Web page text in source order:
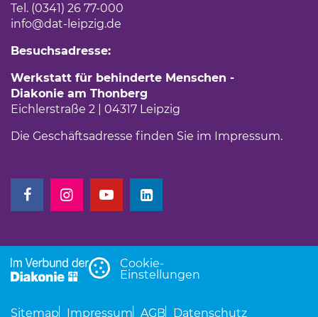
Tel. (0341) 26 77-000
info@dat-leipzig.de
Besuchsadresse:
Werkstatt für behinderte Menschen -
Diakonie am Thonberg
Eichlerstraße 2 | 04317 Leipzig
Die Geschäftsadresse finden Sie im Impressum.
(Link öffnet einen neuen Tab)
(Link öffnet einen neuen Tab)
(Link öffnet einen neuen Tab)
(Link öffnet einen neuen Tab)
Cookie-
Einstellungen
Sitemap Impressum AGB Datenschutz